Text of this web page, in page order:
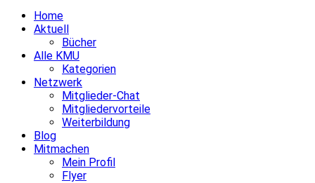
Home
Aktuell
Bücher
Alle KMU
Kategorien
Netzwerk
Mitglieder-Chat
Mitgliedervorteile
Weiterbildung
Blog
Mitmachen
Mein Profil
Flyer